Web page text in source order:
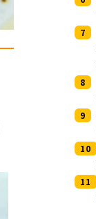
7
8
9
10
11